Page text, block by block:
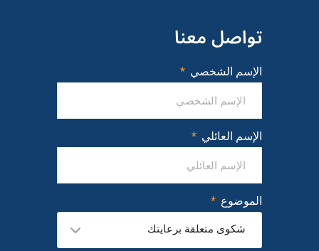
تواصل معنا
الإسم الشخصي
الإسم العائلي
الموضوع
شكوى متعلقة برعايتك